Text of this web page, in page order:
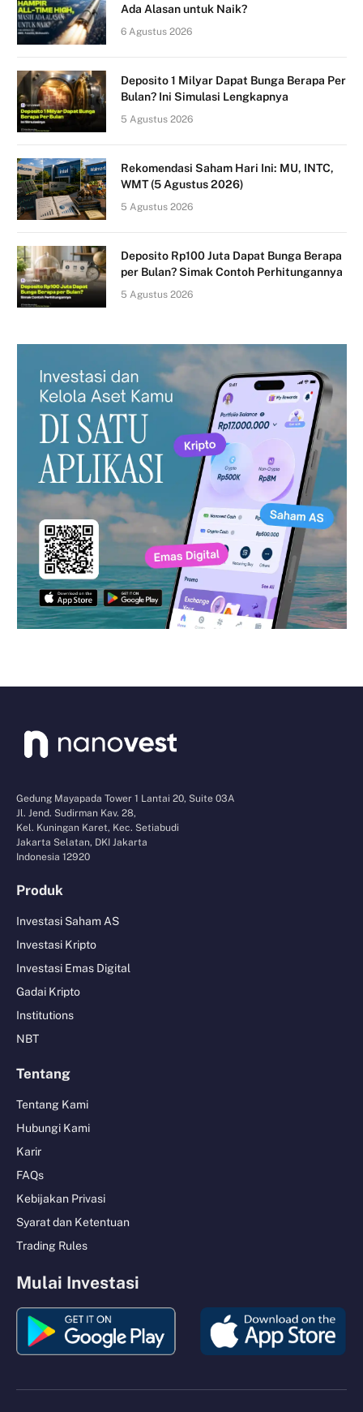
Ada Alasan untuk Naik?
6 Agustus 2026
Deposito 1 Milyar Dapat Bunga Berapa Per
Bulan? Ini Simulasi Lengkapnya
5 Agustus 2026
Rekomendasi Saham Hari Ini: MU, INTC,
WMT (5 Agustus 2026)
5 Agustus 2026
Deposito Rp100 Juta Dapat Bunga Berapa
per Bulan? Simak Contoh Perhitungannya
5 Agustus 2026
Gedung Mayapada Tower 1 Lantai 20, Suite 03A
Jl. Jend. Sudirman Kav. 28,
Kel. Kuningan Karet, Kec. Setiabudi
Jakarta Selatan, DKI Jakarta
Indonesia 12920
Produk
Investasi Saham AS
Investasi Kripto
Investasi Emas Digital
Gadai Kripto
Institutions
NBT
Tentang
Tentang Kami
Hubungi Kami
Karir
FAQs
Kebijakan Privasi
Syarat dan Ketentuan
Trading Rules
Mulai Investasi